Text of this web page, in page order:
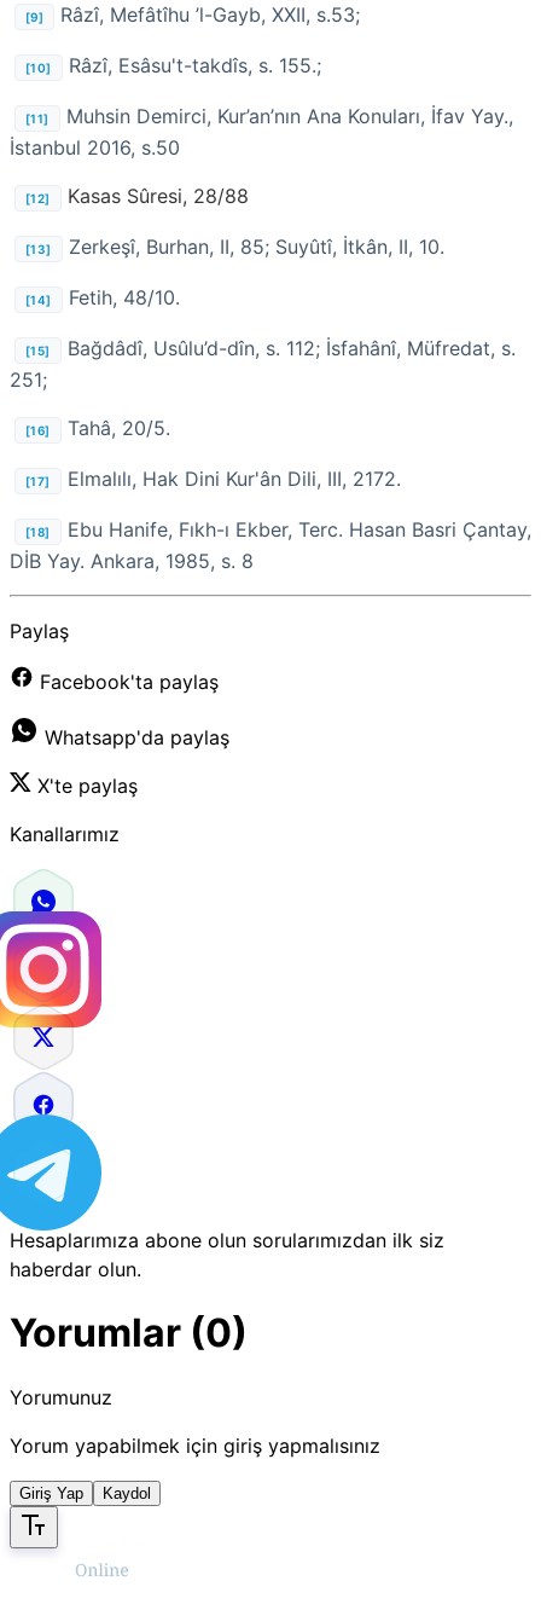
[9] Râzî, Mefâtîhu ’l-Gayb, XXII, s.53;
[10] Râzî, Esâsu't-takdîs, s. 155.;
[11]
Muhsin Demirci, Kur’an’nın Ana Konuları, İfav Yay.,
İstanbul 2016, s.50
[12] Kasas Sûresi, 28/88
[13] Zerkeşî, Burhan, II, 85; Suyûtî, İtkân, II, 10.
[14] Fetih, 48/10.
[15]
Bağdâdî, Usûlu’d-dîn, s. 112; İsfahânî, Müfredat, s.
251;
[16] Tahâ, 20/5.
[17] Elmalılı, Hak Dini Kur'ân Dili, III, 2172.
[18] Ebu Hanife, Fıkh-ı Ekber, Terc. Hasan Basri Çantay,
DİB Yay. Ankara, 1985, s. 8
Paylaş
Facebook'ta paylaş
Whatsapp'da paylaş
X'te paylaş
Kanallarımız
Hesaplarımıza abone olun sorularımızdan ilk siz
haberdar olun.
Yorumlar (0)
Yorumunuz
Yorum yapabilmek için giriş yapmalısınız
Giriş Yap Kaydol